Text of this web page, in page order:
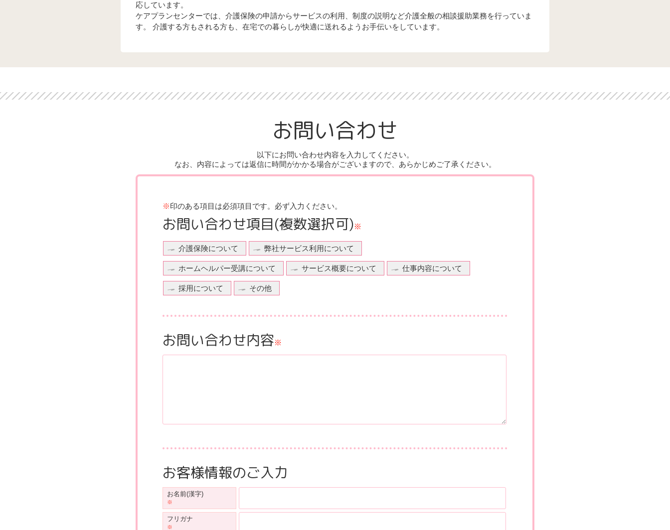
応しています。
ケアプランセンターでは、介護保険の申請からサービスの利用、制度の説明など介護全般の相談援助業務を行っていま
す。 介護する方もされる方も、在宅での暮らしが快適に送れるようお手伝いをしています。
お問い合わせ
以下にお問い合わせ内容を入力してください。
なお、内容によっては返信に時間がかかる場合がございますので、あらかじめご了承ください。
※印のある項目は必須項目です。 必ず入力ください。
お問い合わせ項目(複数選択可)※
介護保険について 弊社サービス利用について
ホームヘルパー受講について サービス概要について 仕事内容について
採用について その他
お問い合わせ内容※
お客様情報のご入力
お名前(漢字)
フリガナ